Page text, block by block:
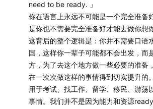
01:57:58 三位主播打算在游荡者平台分
的技能
02:22:35 为什么游荡者开发这么慢？游
人社区为驱动，而不是技术为驱动的平台
02:23:00 游荡者社区成员如何保证是同
need to be ready. 」
你在语言上永远不可能是一个完全准备
是你也不需要完全准备好才能去做你想
这背后的整个逻辑是：你并不需要口语
国，这样你一辈子可能都不会出发，而
方，为了去这个地方做一些必要的准备
在一次次做这样的事情得到切实提升的
用于考试、找工作、留学、移民、游荡
事情。我们并不是因为能力和资源